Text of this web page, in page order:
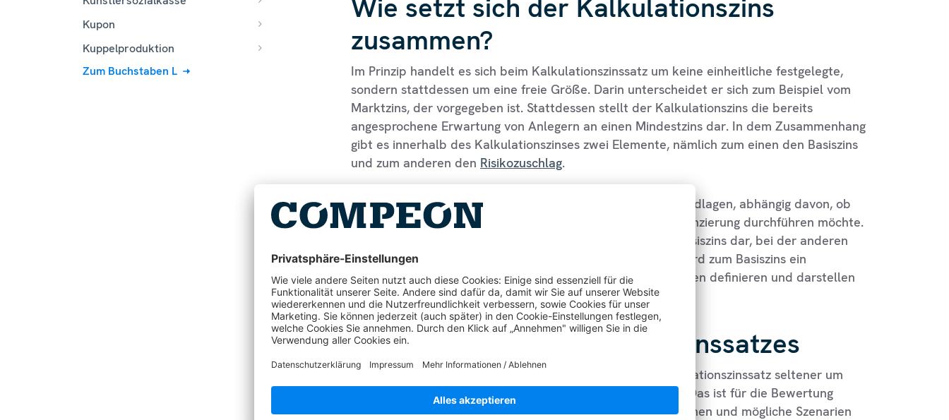
Kupon
Kuppelproduktion
Zum Buchstaben L
Wie setzt sich der Kalkulationszins
zusammen?
Im Prinzip handelt es sich beim Kalkulationszinssatz um keine einheitliche festgelegte,
sondern stattdessen um eine freie Größe. Darin unterscheidet er sich zum Beispiel vom
Marktzins, der vorgegeben ist. Stattdessen stellt der Kalkulationszins die bereits
angesprochene Erwartung von Anlegern an einen Mindestzins dar. In dem Zusammenhang
gibt es innerhalb des Kalkulationszinses zwei Elemente, nämlich zum einen den Basiszins
und zum anderen den Risikozuschlag.
Beim Basiszins wiederum gibt es zwei unterschiedliche Grundlagen, abhängig davon, ob
der Kunde gerne eine Eigenkapital- oder Fremdkapital Finanzierung durchführen möchte.
die Grundlage für den Basiszins dar, bei der anderen
Variante ist es der Sollzins als Kreditzins. Darüber hinaus wird zum Basiszins ein
Risikozuschlaggerechnet, der die typischen Investitionsrisiken definieren und darstellen
soll.
Definition des Kalkulationszinssatzes
In der alltäglichen Verwendung handelt es sich beim Kalkulationszinssatz seltener um
einen exaktenZins
, sondern vielmehr um eine Zinsspanne. Das ist für die Bewertung
wichtig, denn so lassen sich durchaus verschiedene Situationen und mögliche Szenarien